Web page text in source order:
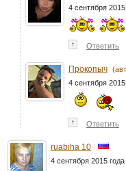
4 сентября
↑ Ответить
Прокопыч
4 сентября
↑ Ответить
ruabiha 10
4 сентября 2015 года